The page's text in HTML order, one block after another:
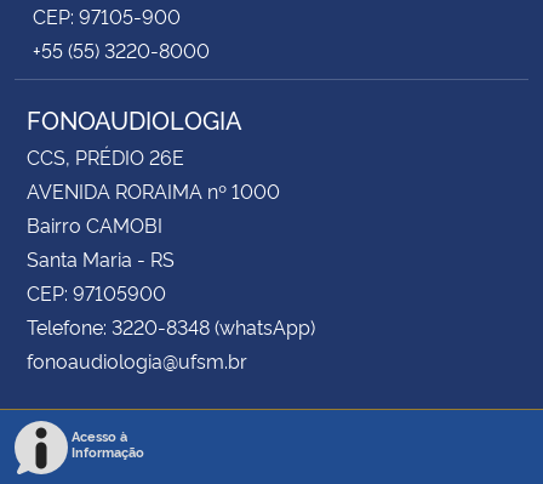
CEP: 97105-900
+55 (55) 3220-8000
FONOAUDIOLOGIA
CCS, PRÉDIO 26E
AVENIDA RORAIMA nº 1000
Bairro CAMOBI
Santa Maria - RS
CEP: 97105900
Telefone: 3220-8348 (whatsApp)
fonoaudiologia@ufsm.br
Acesso à
Informação